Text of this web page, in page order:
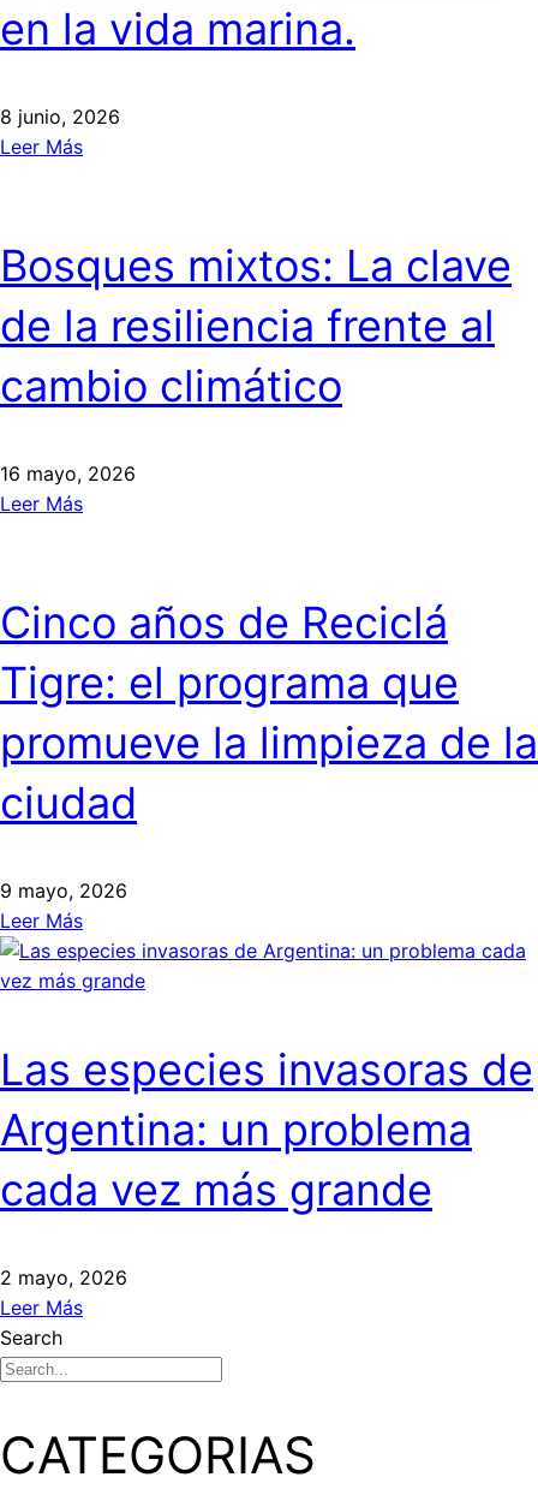
en la vida marina.
8 junio, 2026
Leer Más
Bosques mixtos: La clave
de la resiliencia frente al
cambio climático
16 mayo, 2026
Leer Más
Cinco años de Reciclá
Tigre: el programa que
promueve la limpieza de la
ciudad
9 mayo, 2026
Leer Más
Las especies invasoras de
Argentina: un problema
cada vez más grande
2 mayo, 2026
Leer Más
Search
CATEGORIAS